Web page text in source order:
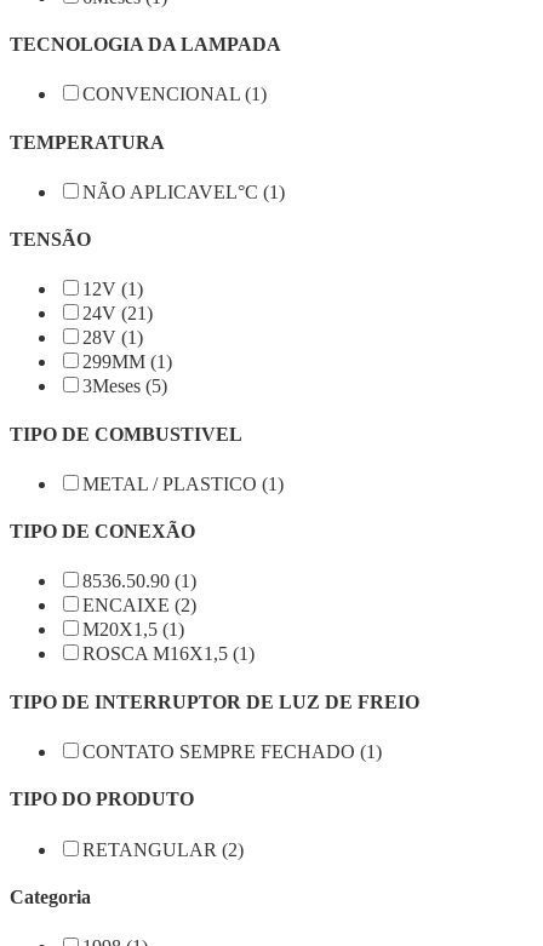
TECNOLOGIA DA LAMPADA
CONVENCIONAL (1)
TEMPERATURA
NÃO APLICAVEL°C (1)
TENSÃO
12V (1)
24V (21)
28V (1)
299MM (1)
3Meses (5)
TIPO DE COMBUSTIVEL
METAL / PLASTICO (1)
TIPO DE CONEXÃO
8536.50.90 (1)
ENCAIXE (2)
M20X1,5 (1)
ROSCA M16X1,5 (1)
TIPO DE INTERRUPTOR DE LUZ DE FREIO
CONTATO SEMPRE FECHADO (1)
TIPO DO PRODUTO
RETANGULAR (2)
Categoria